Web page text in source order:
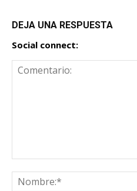
DEJA UNA RESPUESTA
Social connect: